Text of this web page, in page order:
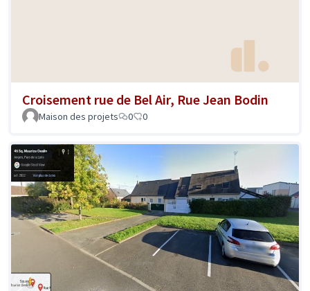
Croisement rue de Bel Air, Rue Jean Bodin
Maison des projets 0 0